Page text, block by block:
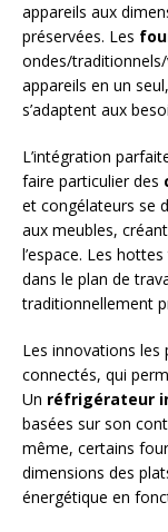
appareils aux
préservées. Les
ondes/
appareils en un
s’adaptent aux
L’intégration
faire particulier des
et congélateurs se
aux meubles,
l’espace. Les
dans le plan de
traditionnellement
Les innovations les
connectés, qui
Un réfrigérateur
basées sur son
même, certains
dimensions des
énergétique en